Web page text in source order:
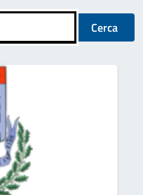
Cerca